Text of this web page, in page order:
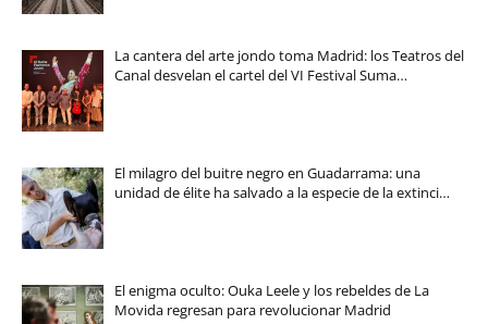
La cantera del arte jondo toma Madrid: los Teatros del
Canal desvelan el cartel del VI Festival Suma…
El milagro del buitre negro en Guadarrama: una
unidad de élite ha salvado a la especie de la extinci…
El enigma oculto: Ouka Leele y los rebeldes de La
Movida regresan para revolucionar Madrid